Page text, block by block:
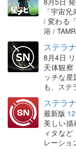
「宇宙
/ 変わる
浴 /
ステラ
8月4日
天体観察
ッチな
も、ステ
ステラ
最新版
美しい
ィタな
レーショ